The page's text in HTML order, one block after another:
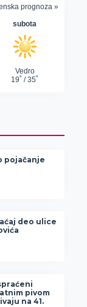
pojačanje
deo ulice
pivom
na 41.